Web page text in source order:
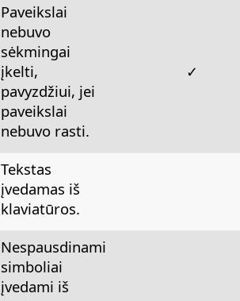
Paveikslai
nebuvo
sėkmingai
įkelti,
pavyzdžiui, jei
paveikslai
nebuvo rasti.
✓
Tekstas
įvedamas iš
klaviatūros.
Nespausdinami
simboliai
įvedami iš